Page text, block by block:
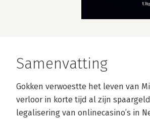
Samenvatting
Gokken verwoestte het leven van
verloor in korte tijd al zijn
legalisering van onlinecasino’s in